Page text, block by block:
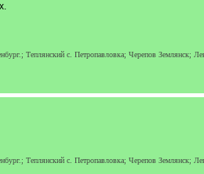
Теплянский с. Петропавловка; Черепов Землянск;
Теплянский с. Петропавловка; Черепов Землянск;